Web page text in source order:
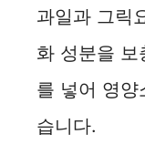
과일과 그릭
화 성분을
를 넣어 영양
습니다.